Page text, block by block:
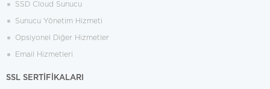
SSD Cloud Sunucu
Sunucu Yönetim Hizmeti
Opsiyonel Diğer Hizmetler
Email Hizmetleri
SSL SERTİFİKALARI